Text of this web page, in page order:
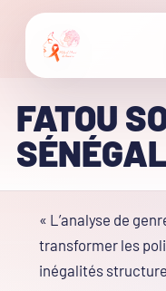
FATOU
« L’analyse de
transformer les
inégalités